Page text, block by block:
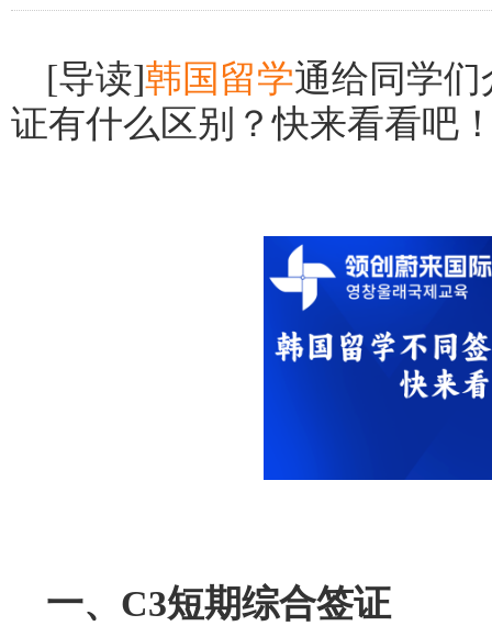
[导读]韩国留学通给同学
证有什么区别？快来看看吧
一、C3短期综合签证